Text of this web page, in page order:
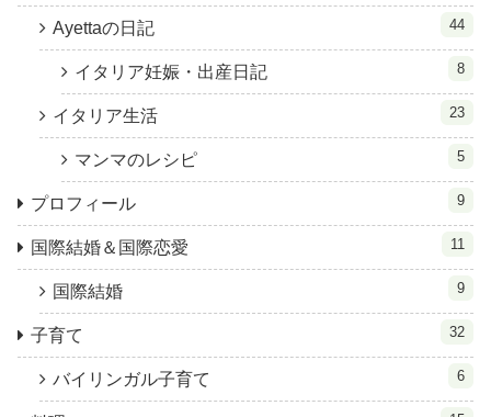
Ayettaの日記 44
イタリア妊娠・出産日記 8
イタリア生活 23
マンマのレシピ 5
プロフィール 9
国際結婚＆国際恋愛 11
国際結婚 9
子育て 32
バイリンガル子育て 6